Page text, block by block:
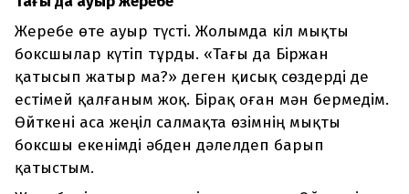
Жеребе өте ауыр түсті. Жолымда кіл мықты
боксшылар күтіп тұрды. «Тағы да Біржан
қатысып жатыр ма?» деген қисық сөздерді де
естімей қалғаным жоқ. Бірақ оған мән бермедім.
Өйткені аса жеңіл салмақта өзімнің мықты
боксшы екенімді әбден дәлелдеп барып
қатыстым.